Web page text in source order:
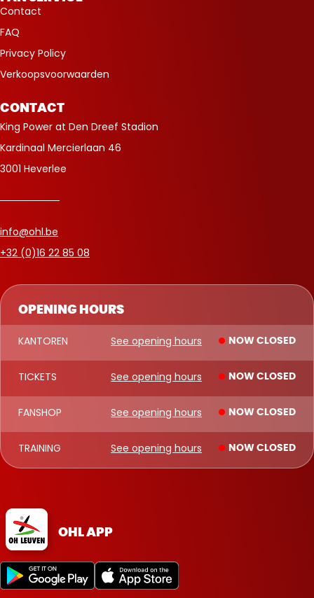
OPENING HOURS
KANTOREN See opening hours NOW CLOSED
TICKETS See opening hours NOW CLOSED
FANSHOP See opening hours NOW CLOSED
TRAINING See opening hours NOW CLOSED
Contact
FAQ
Privacy Policy
Verkoopsvoorwaarden
CONTACT
King Power at Den Dreef Stadion
Kardinaal Mercierlaan 46
3001 Heverlee
info@ohl.be
+32 (0)16 22 85 08
OHL APP